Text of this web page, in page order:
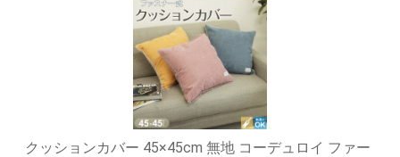
クッションカバー 45×45cm 無地 コーデュロイ ファー